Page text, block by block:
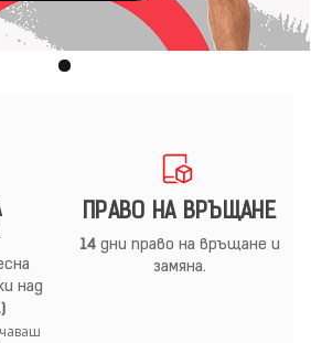
над
ПРАВО НА ВРЪЩАНЕ
14дни право на връщане и
замяна.